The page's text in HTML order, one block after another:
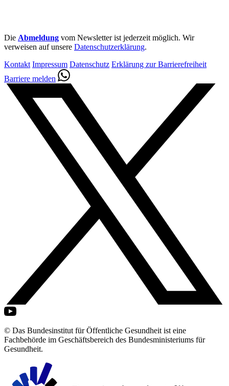
Die Abmeldung vom Newsletter ist jederzeit möglich. Wir
verweisen auf unsere Datenschutzerklärung.
Kontakt Impressum Datenschutz Erklärung zur Barrierefreiheit
Barriere melden
© Das Bundesinstitut für Öffentliche Gesundheit ist eine
Fachbehörde im Geschäftsbereich des Bundesministeriums für
Gesundheit.